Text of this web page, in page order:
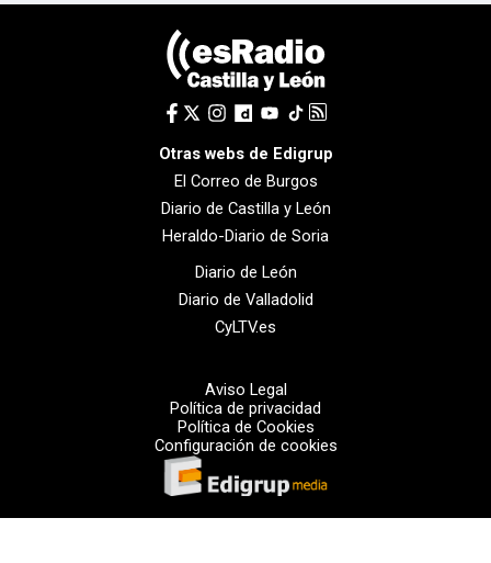
Otras webs de Edigrup
El Correo de Burgos
Diario de Castilla y León
Heraldo-Diario de Soria
Diario de León
Diario de Valladolid
CyLTV.es
Aviso Legal
Política de privacidad
Política de Cookies
Configuración de cookies